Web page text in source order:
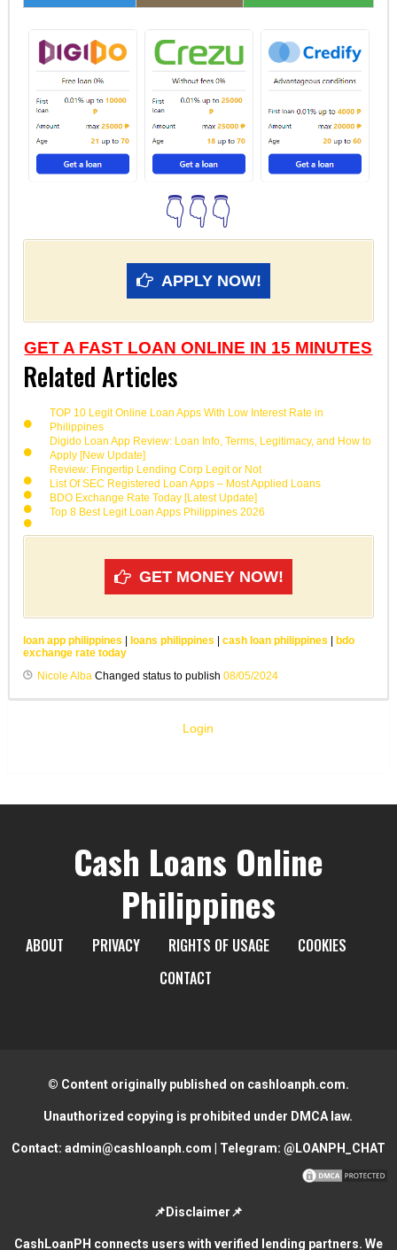
👇👇👇
APPLY NOW!
GET A FAST LOAN ONLINE IN 15 MINUTES
Related Articles
TOP 10 Legit Online Loan Apps With Low Interest Rate in
Philippines
Digido Loan App Review: Loan Info, Terms, Legitimacy, and How to
Apply [New Update]
Review: Fingertip Lending Corp Legit or Not
List Of SEC Registered Loan Apps – Most Applied Loans
BDO Exchange Rate Today [Latest Update]
Top 8 Best Legit Loan Apps Philippines 2026
GET MONEY NOW!
loan app philippines loans philippines cash loan philippines
bdo
exchange rate today
Nicole AlbaChanged status to publish 08/05/2024
Login
Cash Loans Online
Philippines
ABOUT PRIVACY RIGHTS OF USAGE
COOKIES
CONTACT
© Content originally published on cashloanph.com.
Unauthorized copying is prohibited under DMCA law.
Contact: admin@cashloanph.com | Telegram: @LOANPH_CHAT
📌Disclaimer📌
CashLoanPH connects users with verified lending partners. We